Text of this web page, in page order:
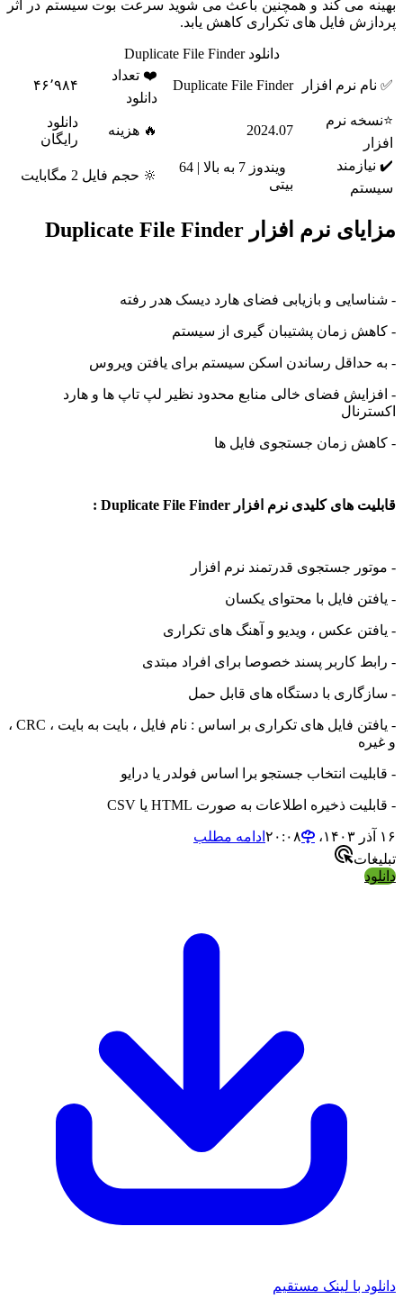
بهینه می کند و همچنین باعث می شوید سرعت بوت سیستم در اثر
پردازش فایل های تکراری کاهش یابد.
دانلود Duplicate File Finder
✅ نام نرم افزار Duplicate File Finder
❤️ تعداد
دانلود
۴۶٬۹۸۴
⭐نسخه نرم
افزار
2024.07 🔥 هزینه
دانلود
رایگان
✔️ نیازمند
سیستم
ویندوز 7 به بالا | 64
بیتی
🔆 حجم فایل 2 مگابایت
مزایای نرم افزار Duplicate File Finder
- شناسایی و بازیابی فضای هارد دیسک هدر رفته
- کاهش زمان پشتیبان گیری از سیستم
- به حداقل رساندن اسکن سیستم برای یافتن ویروس
- افزایش فضای خالی منابع محدود نظیر لپ تاپ ها و هارد
اکسترنال
- کاهش زمان جستجوی فایل ها
قابلیت های کلیدی نرم افزار Duplicate File Finder :
- موتور جستجوی قدرتمند نرم افزار
- یافتن فایل با محتوای یکسان
- یافتن عکس ، ویدیو و آهنگ های تکراری
- رابط کاربر پسند خصوصا برای افراد مبتدی
- سازگاری با دستگاه های قابل حمل
- یافتن فایل های تکراری بر اساس : نام فایل ، بایت به بایت ، CRC ،
و غیره
- قابلیت انتخاب جستجو برا اساس فولدر یا درایو
- قابلیت ذخیره اطلاعات به صورت HTML یا CSV
۱۶ آذر ۱۴۰۳،‏ ۲۰:۰۸
ادامه مطلب
تبلیغات
دانلود
دانلود با لینک مستقیم